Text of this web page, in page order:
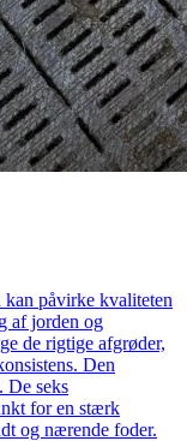
kan påvirke kvaliteten
af jorden og
de rigtige afgrøder,
Den
De seks
for en stærk
og nærende foder.